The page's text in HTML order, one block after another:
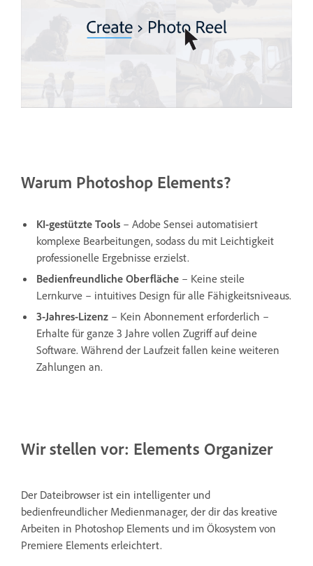
Warum Photoshop Elements?
KI-gestützte Tools – Adobe Sensei automatisiert
komplexe Bearbeitungen, sodass du mit Leichtigkeit
professionelle Ergebnisse erzielst.
Bedienfreundliche Oberfläche – Keine steile
Lernkurve – intuitives Design für alle Fähigkeitsniveaus.
3-Jahres-Lizenz – Kein Abonnement erforderlich –
Erhalte für ganze 3 Jahre vollen Zugriff auf deine
Software. Während der Laufzeit fallen keine weiteren
Zahlungen an.
Wir stellen vor: Elements Organizer
Der Dateibrowser ist ein intelligenter und
bedienfreundlicher Medienmanager, der dir das kreative
Arbeiten in Photoshop Elements und im Ökosystem von
Premiere Elements erleichtert.